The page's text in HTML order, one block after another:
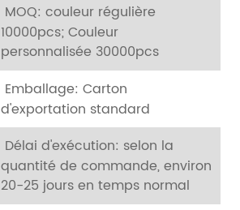
MOQ: couleur régulière
10000pcs;Couleur
personnalisée 30000pcs
Emballage: Carton
d'exportation standard
Délai d'exécution: selon la
quantité de commande, environ
20-25 jours en temps normal